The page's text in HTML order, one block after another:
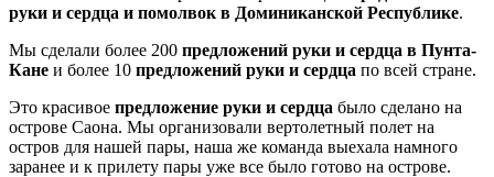
руки и сердца и помолвок в Доминиканской Республике.
Мы сделали более 200 предложений руки и сердца в Пунта-
Кане и более 10 предложений руки и сердца по всей стране.
Это красивое предложение руки и сердца было сделано на
острове Саона. Мы организовали вертолетный полет на
остров для нашей пары, наша же команда выехала намного
заранее и к прилету пары уже все было готово на острове.